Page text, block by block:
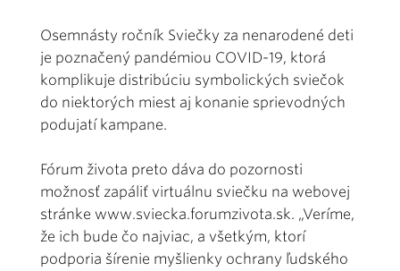
Osemnásty ročník Sviečky za nenarodené deti
je poznačený pandémiou COVID-19, ktorá
komplikuje distribúciu symbolických sviečok
do niektorých miest aj konanie sprievodných
podujatí kampane.
Fórum života preto dáva do pozornosti
možnosť zapáliť virtuálnu sviečku na webovej
stránke www.sviecka.forumzivota.sk. „Veríme,
že ich bude čo najviac, a všetkým, ktorí
podporia šírenie myšlienky ochrany ľudského